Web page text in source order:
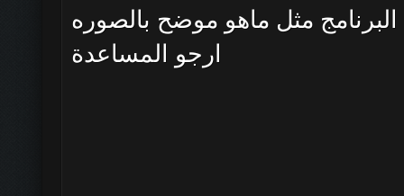
مثل ماهو موضح بالصوره
ارجو المساعدة